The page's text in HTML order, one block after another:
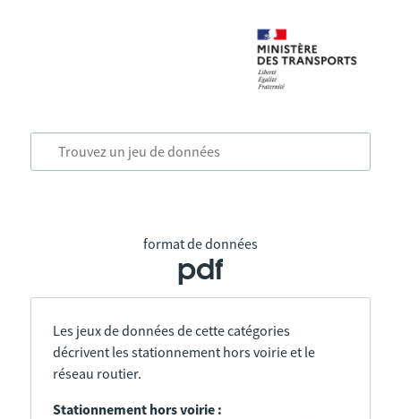
format de données
pdf
Les jeux de données de cette catégories
décrivent les stationnement hors voirie et le
réseau routier.
Stationnement hors voirie :